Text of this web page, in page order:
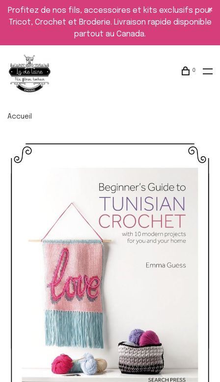
Profitez de nos fils, accessoires et kits exclusifs pour
Tricot, Crochet et Broderie. Livraison rapide disponible
partout au Canada.
0
Accueil